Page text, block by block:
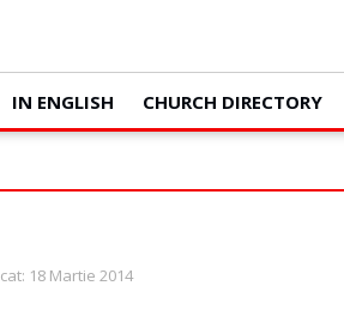
IN ENGLISH CHURCH DIRECTORY
18 Martie 2014